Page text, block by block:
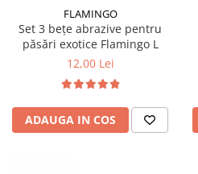
FLAMINGO
Set 3 bețe abrazive pentru
păsări exotice Flamingo L
12,00 Lei
ADAUGA IN COS